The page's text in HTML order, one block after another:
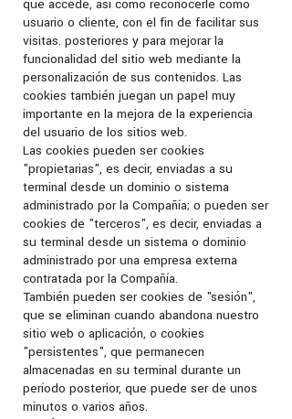
que accede, así como reconocerle como
usuario o cliente, con el fin de facilitar sus
visitas. posteriores y para mejorar la
funcionalidad del sitio web mediante la
personalización de sus contenidos. Las
cookies también juegan un papel muy
importante en la mejora de la experiencia
del usuario de los sitios web.
Las cookies pueden ser cookies
"propietarias", es decir, enviadas a su
terminal desde un dominio o sistema
administrado por la Compañía; o pueden ser
cookies de "terceros", es decir, enviadas a
su terminal desde un sistema o dominio
administrado por una empresa externa
contratada por la Compañía.
También pueden ser cookies de "sesión",
que se eliminan cuando abandona nuestro
sitio web o aplicación, o cookies
"persistentes", que permanecen
almacenadas en su terminal durante un
período posterior, que puede ser de unos
minutos o varios años.